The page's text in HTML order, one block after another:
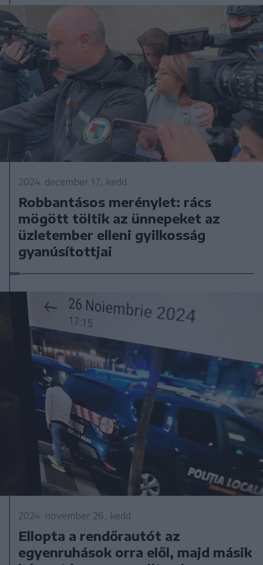
2024. december 17., kedd
Robbantásos merénylet: rács
mögött töltik az ünnepeket az
üzletember elleni gyilkosság
gyanúsítottjai
2024. november 26., kedd
Ellopta a rendőrautót az
egyenruhások orra elől, majd másik